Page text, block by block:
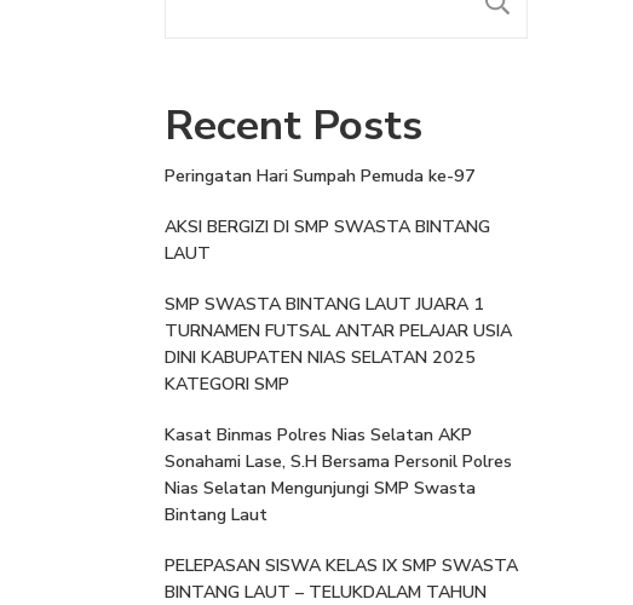
Recent Posts
Peringatan Hari Sumpah Pemuda ke-97
AKSI BERGIZI DI SMP SWASTA BINTANG
LAUT
SMP SWASTA BINTANG LAUT JUARA 1
TURNAMEN FUTSAL ANTAR PELAJAR USIA
DINI KABUPATEN NIAS SELATAN 2025
KATEGORI SMP
Kasat Binmas Polres Nias Selatan AKP
Sonahami Lase, S.H Bersama Personil Polres
Nias Selatan Mengunjungi SMP Swasta
Bintang Laut
PELEPASAN SISWA KELAS IX SMP SWASTA
BINTANG LAUT – TELUKDALAM TAHUN